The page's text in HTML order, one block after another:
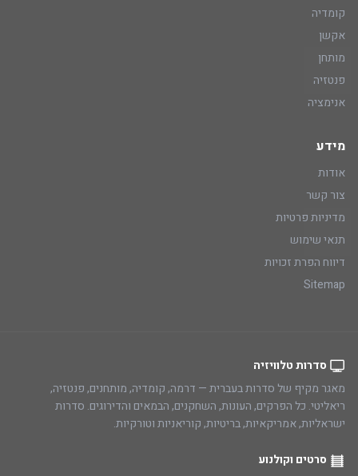
קומדיה
אקשן
מותחן
פנטזיה
אנימציה
מידע
אודות
צור קשר
מדיניות פרטיות
תנאי שימוש
דיווח הפרת זכויות
Sitemap
סדרות טלוויזיה
מאגר מקיף של סדרות בעברית — דרמה, קומדיה, מותחנים, פנטזיה,
ריאליטי. כל הפרקים, העונות, השחקנים, הבמאים והדירוגים. סדרות
ישראליות, אמריקאיות, בריטיות, קוריאניות וטורקיות.
סרטים וקולנוע